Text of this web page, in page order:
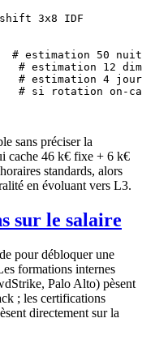
shift 3x8 IDF
# estimation 50
# estimation 12
# estimation 4
# si rotation on-
sans préciser la
cache 46 k€ fixe + 6 k€
standards, alors
en évoluant vers L3.
sur le salaire
pour débloquer une
formations internes
Palo Alto) pèsent
; les certifications
directement sur la